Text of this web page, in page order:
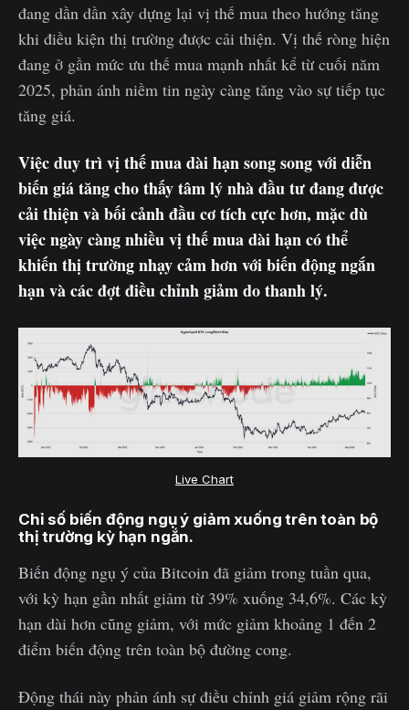
đang dần dần xây dựng lại vị thế mua theo hướng tăng
khi điều kiện thị trường được cải thiện. Vị thế ròng hiện
đang ở gần mức ưu thế mua mạnh nhất kể từ cuối năm
2025, phản ánh niềm tin ngày càng tăng vào sự tiếp tục
tăng giá.
Việc duy trì vị thế mua dài hạn song song với diễn
biến giá tăng cho thấy tâm lý nhà đầu tư đang được
cải thiện và bối cảnh đầu cơ tích cực hơn, mặc dù
việc ngày càng nhiều vị thế mua dài hạn có thể
khiến thị trường nhạy cảm hơn với biến động ngắn
hạn và các đợt điều chỉnh giảm do thanh lý.
Live Chart
Chỉ số biến động ngụ ý giảm xuống trên toàn bộ
thị trường kỳ hạn ngắn.
Biến động ngụ ý của Bitcoin đã giảm trong tuần qua,
với kỳ hạn gần nhất giảm từ 39% xuống 34,6%. Các kỳ
hạn dài hơn cũng giảm, với mức giảm khoảng 1 đến 2
điểm biến động trên toàn bộ đường cong.
Động thái này phản ánh sự điều chỉnh giá giảm rộng rãi